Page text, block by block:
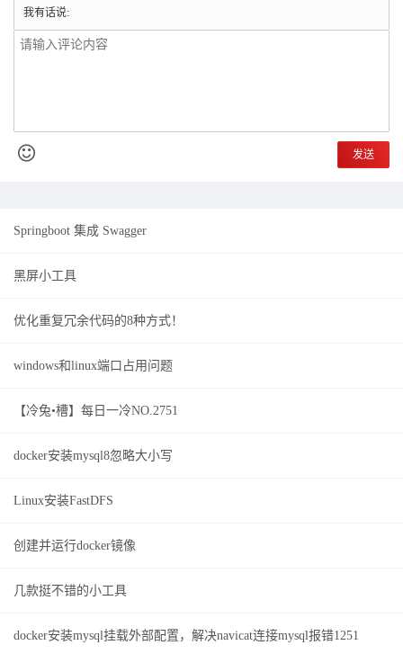
我有话说:
发送
Springboot 集成 Swagger
黑屏小工具
优化重复冗余代码的8种方式！
windows和linux端口占用问题
【冷兔•槽】每日一冷NO.2751
docker安装mysql8忽略大小写
Linux安装FastDFS
创建并运行docker镜像
几款挺不错的小工具
docker安装mysql挂载外部配置，解决navicat连接mysql报错1251